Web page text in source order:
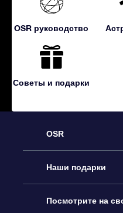
OSR руководство
Советы и подарки
OSR
Обслуживание
Как с нами
Наши подарки
Онлайн подарок
Посмотрите на